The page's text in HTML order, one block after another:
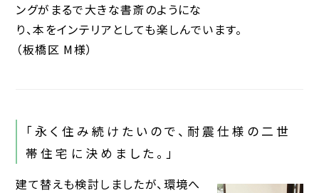
ングがまるで大きな書斎のようにな
り、本をインテリアとしても楽しんでいます。
（板橋区 M様）
「永く住み続けたいので、耐震仕様の二世
帯住宅に決めました。」
建て替えも検討しましたが、環境へ